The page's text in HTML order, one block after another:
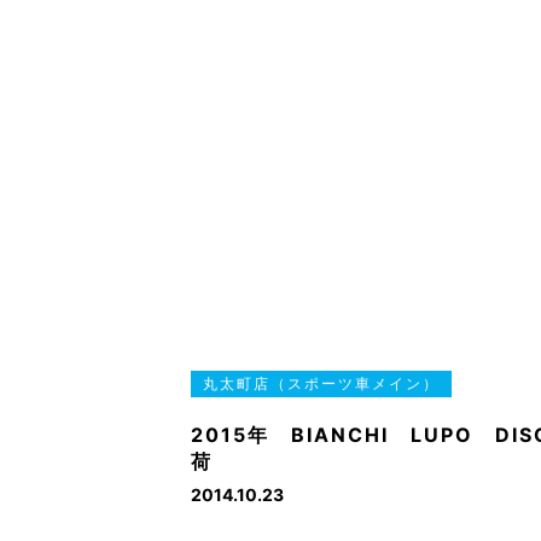
丸太町店（スポーツ車メイン）
2015年 BIANCHI LUPO
荷
2014.10.23